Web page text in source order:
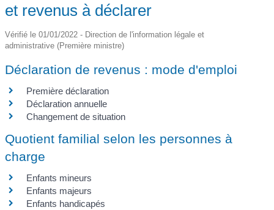
et revenus à déclarer
Vérifié le 01/01/2022 - Direction de l'information légale et
administrative (Première ministre)
Déclaration de revenus : mode d'emploi
Première déclaration
Déclaration annuelle
Changement de situation
Quotient familial selon les personnes à
charge
Enfants mineurs
Enfants majeurs
Enfants handicapés